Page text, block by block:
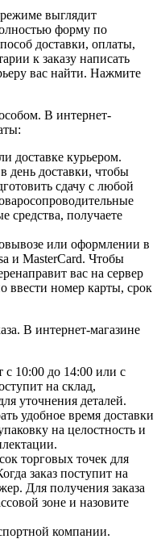
выглядит
форму по
доставки, оплаты,
к заказу написать
вас найти. Нажмите
В интернет-
доставке курьером.
день доставки, чтобы
сдачу с любой
средства, получаете
или оформлении в
и MasterCard. Чтобы
вас на сервер
ввести номер карты, срок
В интернет-магазине
с 10:00 до 14:00 или с
на склад,
уточнения деталей.
удобное время доставки
на целостность и
торговых точек для
заказ поступит на
Для получения заказа
зоне и назовите
компании.